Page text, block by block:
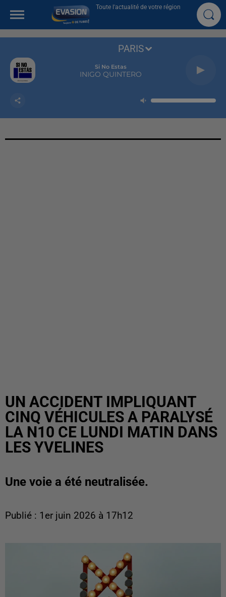
Toute l'actualité de votre région
Si No Estas
INIGO QUINTERO
PARIS
UN ACCIDENT IMPLIQUANT
CINQ VÉHICULES A PARALYSÉ
LA N10 CE LUNDI MATIN DANS
LES YVELINES
Une voie a été neutralisée.
Publié : 1er juin 2026 à 17h12